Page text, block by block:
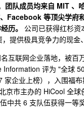
团队成员均来自 MIT 、
Facebook 等顶尖学府
历。
公司已获得红杉
提供极具竞争力的现金
互联网企业落地，被百
Information 评为 "全球
家企业上榜），入围福
京市主办的 HiCool 全球
中共 6 支队伍获得一等奖